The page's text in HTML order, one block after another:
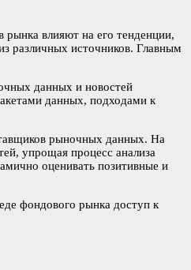
рынка влияют на его тенденции,
различных источников. Главным
данных и новостей
данных, подходами к
рыночных данных. На
упрощая процесс анализа
оценивать позитивные и
фондового рынка доступ к